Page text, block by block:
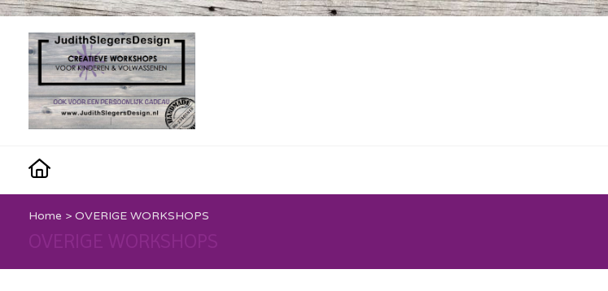
Home > OVERIGE WORKSHOPS